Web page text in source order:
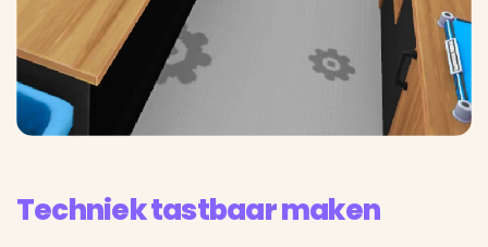
Techniek tastbaar maken